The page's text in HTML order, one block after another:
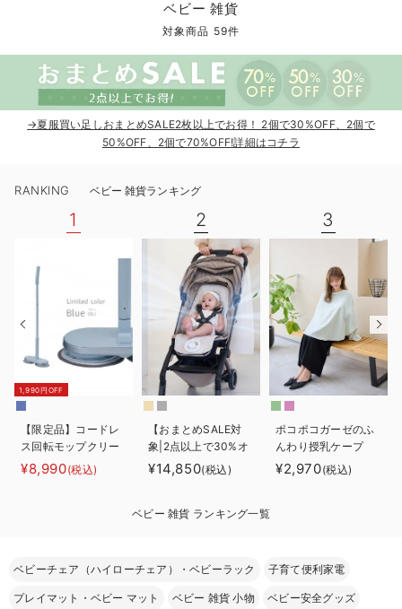
ツーウェイオール・2WAYオール（新生児）
ベビー ブルマ
ベビー スカート
ベビー セットアップ
スタイ・よだれかけ（新生児・ベビー）
ベビー帽子（新生児・乳児）
新生児スリーパー・ベビーパジャマ
ベビー リュック
ベビー 小物
ベビー 雑貨 小物
ベビー安全グッズ
授乳・調乳・お食事
赤ちゃん 洗剤・洗濯用品・お掃除
赤ちゃん お風呂・ベビースキンケア
おむつ関連グッズ
ベビーの動物なりきり特集
ベビー 夏のお役立ちグッズ特集
【素材別】ベビーロンパース特集
【アウトレット】パジャマ
【アウトレット】インナー
【アウトレット】ベビー
コットン素材
冷房対策
快適機能ウェア特集 トップス
快適機能ウェア特集 ボトムス
快適機能ウェア特集 パジャマ
erbaviva（エルバビーバ）
安心の日本製。先輩ママが買ってよかった！本当に必要な出産準備品
ハレの日に着るANGELIEBEのセレモニー
買って正解！高評価レビューアイテム
スカート
インナー
ベビー
MAX55%OFF ブラックフ
オフィス
きれいめ美脚パンツ派
王道シンプル派
短肌着
快適ウェア10%OFF
ジャンパースカート/
カジュアル
あったかアイテム｜
10,001円（税込）〜
男の子におススメの
もらって嬉しいギフト
かわいくておもしろ
何枚あっても嬉しい
長く使えるアイテム
お部屋映えアイテム
保温&リカバリー
カップ付きインナー
裏起毛素材
【冬のあったか特集
ベビー 雑貨
対象商品 59件
→夏服買い足しおまとめSALE2枚以上でお得！ 2個で30%OFF、2個で
50%OFF、2個で70%OFF!詳細はコチラ
RANKING ベビー 雑貨ランキング
1
1,990円OFF
【限定品】コードレ
ス回転モップクリー
ナーNeo+
¥8,990(税込)
2
【おまとめSALE対
象|2点以上で30%オ
フ】【AIRMON】
AIRMON2 プレミ
¥14,850(税込)
3
ポコポコガーゼのふ
んわり授乳ケープ
¥2,970(税込)
ベビー 雑貨 ランキング一覧
ベビーチェア（ハイローチェア）・ベビーラック 子育て便利家電
プレイマット・ベビー マット ベビー 雑貨 小物 ベビー安全グッズ